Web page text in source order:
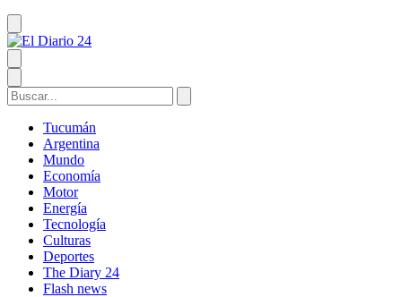
Tucumán
Argentina
Mundo
Economía
Motor
Energía
Tecnología
Culturas
Deportes
The Diary 24
Flash news